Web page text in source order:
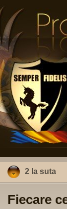
2 la suta
Fiecare